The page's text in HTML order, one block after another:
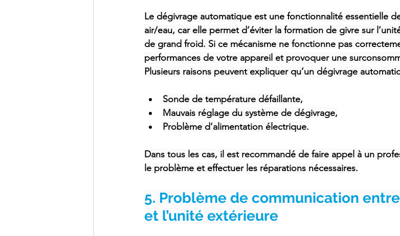
Le dégivrage automatique est une fonctionnalité essentielle
air/eau, car elle permet d’éviter la formation de givre sur
de grand froid. Si ce mécanisme ne fonctionne pas
performances de votre appareil et provoquer une
Plusieurs raisons peuvent expliquer qu’un dégivrage
Sonde de température défaillante,
Mauvais réglage du système de dégivrage,
Problème d’alimentation électrique.
Dans tous les cas, il est recommandé de faire appel à un
le problème et effectuer les réparations nécessaires.
5. Problème de communication
et l’unité extérieure